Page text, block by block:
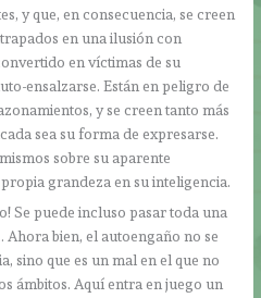
y que, en consecuencia, se creen
en una ilusión con
en víctimas de su
ensalzarse. Están en peligro de
y se creen tanto más
sea su forma de expresarse.
sobre su aparente
grandeza en su inteligencia.
Se puede incluso pasar toda una
bien, el autoengaño no se
sino que es un mal en el que no
ámbitos. Aquí entra en juego un